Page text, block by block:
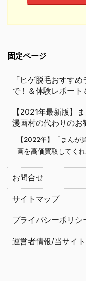
固定ページ
「ヒゲ脱毛おすす
で！＆体験レポート
【2021年最新版】
漫画村の代わりのお
【2022年】「まん
画を高価買取してく
お問合せ
サイトマップ
プライバシーポリシ
運営者情報/当サイ